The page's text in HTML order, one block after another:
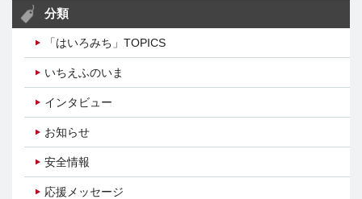
分類
「はいろみち」TOPICS
いちえふのいま
インタビュー
お知らせ
安全情報
応援メッセージ